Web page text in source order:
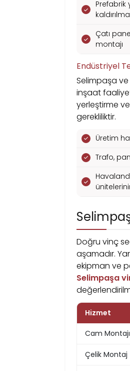
Prefabrik
Çatı
montajı
Endüstriyel
Selimpaşa
inşaat
yerleştirme
gerekliliktir.
Üretim
Trafo,
Doğru vinç
aşamadır.
ekipman ve
Selimpaşa
Hizmet
Cam Montajı
Çelik Montaj